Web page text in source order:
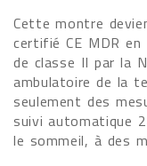
Cette montre
certifié CE MDR
de classe II par la
ambulatoire de la
seulement des
suivi automatique
le sommeil, à des